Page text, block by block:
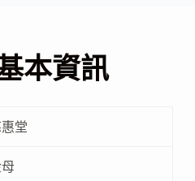
本資訊
堂